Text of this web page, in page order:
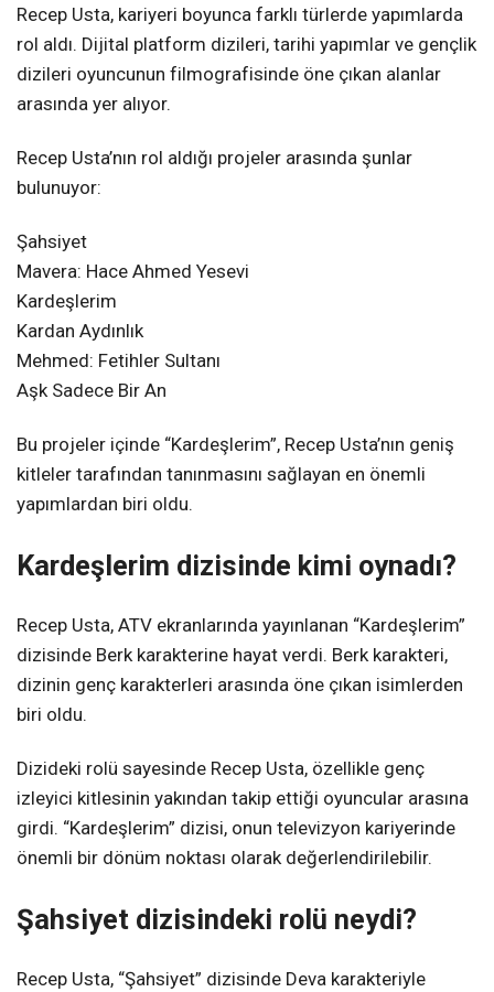
Recep Usta, kariyeri boyunca farklı türlerde yapımlarda
rol aldı. Dijital platform dizileri, tarihi yapımlar ve gençlik
dizileri oyuncunun filmografisinde öne çıkan alanlar
arasında yer alıyor.
Recep Usta’nın rol aldığı projeler arasında şunlar
bulunuyor:
Şahsiyet
Mavera: Hace Ahmed Yesevi
Kardeşlerim
Kardan Aydınlık
Mehmed: Fetihler Sultanı
Aşk Sadece Bir An
Bu projeler içinde “Kardeşlerim”, Recep Usta’nın geniş
kitleler tarafından tanınmasını sağlayan en önemli
yapımlardan biri oldu.
Kardeşlerim dizisinde kimi oynadı?
Recep Usta, ATV ekranlarında yayınlanan “Kardeşlerim”
dizisinde Berk karakterine hayat verdi. Berk karakteri,
dizinin genç karakterleri arasında öne çıkan isimlerden
biri oldu.
Dizideki rolü sayesinde Recep Usta, özellikle genç
izleyici kitlesinin yakından takip ettiği oyuncular arasına
girdi. “Kardeşlerim” dizisi, onun televizyon kariyerinde
önemli bir dönüm noktası olarak değerlendirilebilir.
Şahsiyet dizisindeki rolü neydi?
Recep Usta, “Şahsiyet” dizisinde Deva karakteriyle